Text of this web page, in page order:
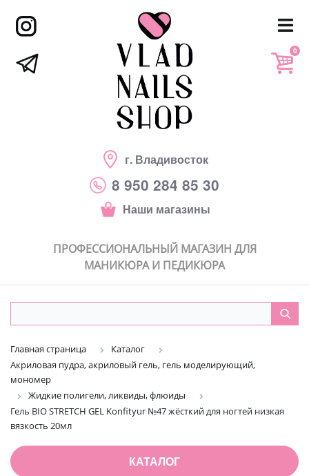
г. Владивосток
8 950 284 85 30
Наши магазины
0
ПРОФЕССИОНАЛЬНЫЙ МАГАЗИН ДЛЯ
МАНИКЮРА И ПЕДИКЮРА
Главная страница
Каталог
Акриловая пудра, акриловый гель, гель моделирующий,
мономер
Жидкие полигели, ликвиды, флюиды
Гель BIO STRETCH GEL Konfityur №47 жёсткий для ногтей низкая
вязкость 20мл
КАТАЛОГ